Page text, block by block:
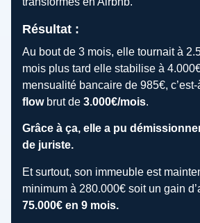
Résultat :
Au bout de 3 mois, elle tournait à
mois plus tard elle stabilise à
mensualité bancaire de 985€,
flowbrut de 3.000€/mois.
Grâce à ça, elle a pu
de juriste.
Et surtout, son immeuble est
minimum à 280.000€ soit un gain
75.000€ en 9 mois.